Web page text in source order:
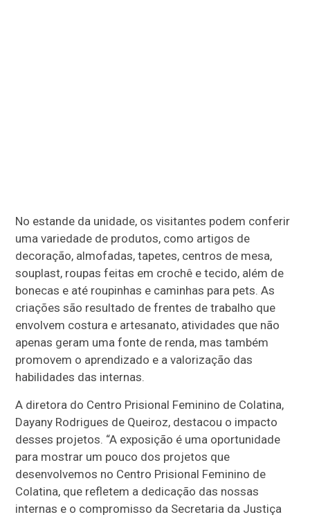
No estande da unidade, os visitantes podem conferir
uma variedade de produtos, como artigos de
decoração, almofadas, tapetes, centros de mesa,
souplast, roupas feitas em crochê e tecido, além de
bonecas e até roupinhas e caminhas para pets. As
criações são resultado de frentes de trabalho que
envolvem costura e artesanato, atividades que não
apenas geram uma fonte de renda, mas também
promovem o aprendizado e a valorização das
habilidades das internas.
A diretora do Centro Prisional Feminino de Colatina,
Dayany Rodrigues de Queiroz, destacou o impacto
desses projetos. “A exposição é uma oportunidade
para mostrar um pouco dos projetos que
desenvolvemos no Centro Prisional Feminino de
Colatina, que refletem a dedicação das nossas
internas e o compromisso da Secretaria da Justiça